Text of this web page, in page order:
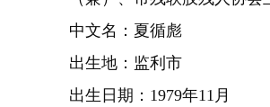
中文名：夏循彪
出生地：监利市
出生日期：1979年11月